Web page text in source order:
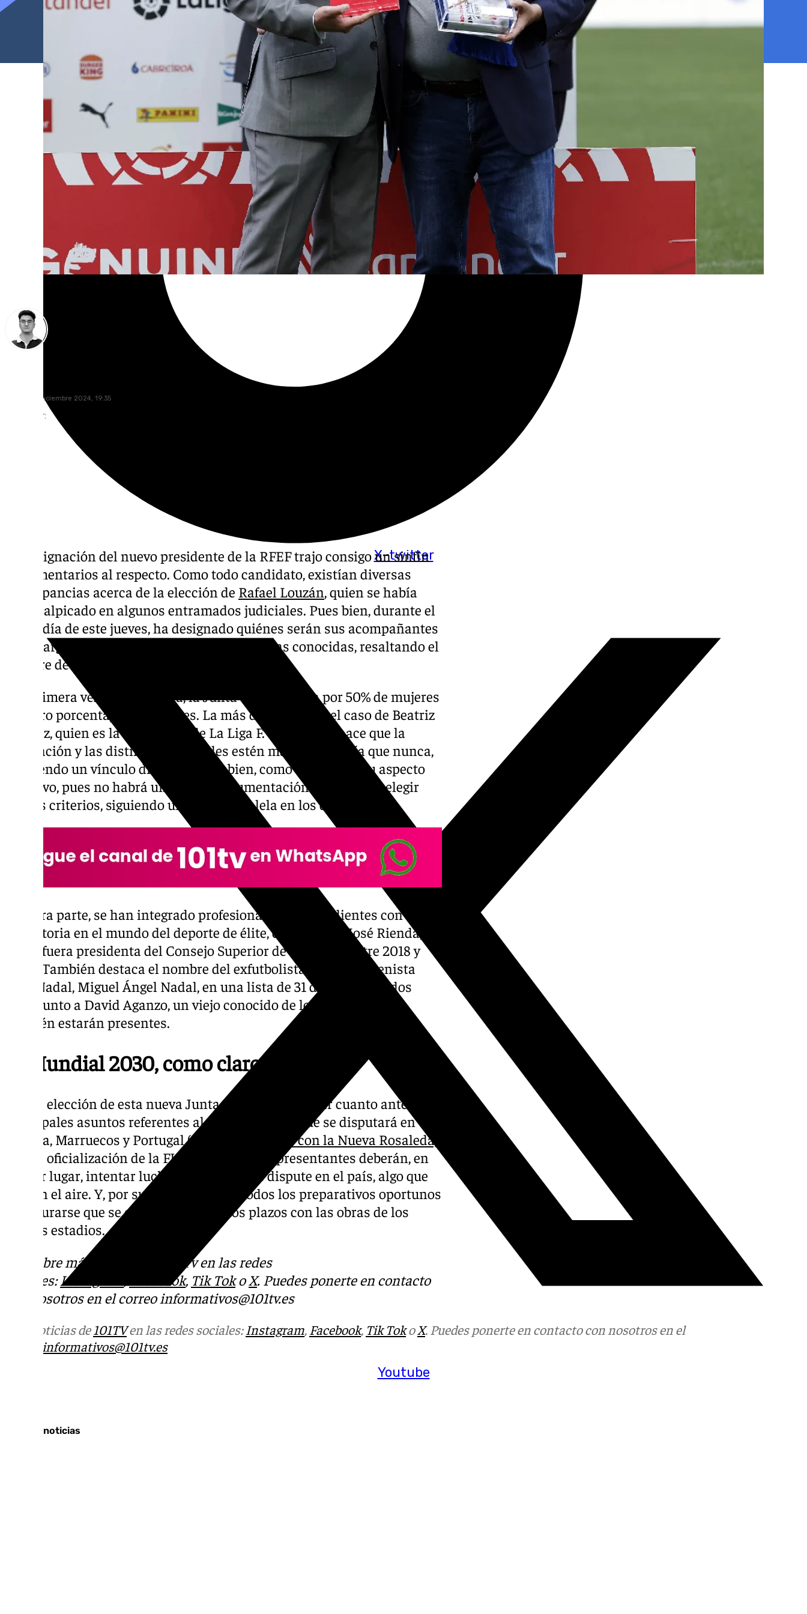
X-twitter
Youtube
jueves, 26 diciembre 2024, 19:35
Compartir:
La designación del nuevo presidente de la RFEF trajo consigo un sinfín
de comentarios al respecto. Como todo candidato, existían diversas
discrepancias acerca de la elección de Rafael Louzán, quien se había
visto salpicado en algunos entramados judiciales. Pues bien, durante el
mediodía de este jueves, ha designado quiénes serán sus acompañantes
en el cargo, donde se encuentran algunas caras conocidas, resaltando el
nombre de Javier Tebas.
Por primera vez en la historia, la Junta está formada por 50% de mujeres
y el otro porcentaje, de hombres. La más destacada es el caso de Beatriz
Álvarez, quien es la Presidenta de La Liga F. Este hecho hace que la
Federación y las distintas patronales estén más en sintonía que nunca,
existiendo un vínculo directo. Ahora bien, como todo, tiene su aspecto
negativo, pues no habrá una contraargumentación a la hora de elegir
ciertos criterios, siguiendo una línea paralela en los dos entes.
Por otra parte, se han integrado profesionales independientes con cierta
trayectoria en el mundo del deporte de élite, como María José Rienda,
quien fuera presidenta del Consejo Superior de Deportes entre 2018 y
2020. También destaca el nombre del exfutbolista y tío del extenista
Rafa Nadal, Miguel Ángel Nadal, en una lista de 31 directivos. Todos
ellos, junto a David Aganzo, un viejo conocido de los malaguistas,
también estarán presentes.
El Mundial 2030, como claro objetivo
Con la elección de esta nueva Junta, se deberá abordar cuanto antes los
principales asuntos referentes al Mundial 2030, que se disputará en
España, Marruecos y Portugal (Málaga será sede con la Nueva Rosaleda)
Con la oficialización de la FIFA, los nuevos representantes deberán, en
primer lugar, intentar luchar que la final se dispute en el país, algo que
está en el aire. Y, por supuesto, realizar todos los preparativos oportunos
y asegurarse que se cumplirán todos los plazos con las obras de los
nuevos estadios.
Descubre más noticias de 101Tv en las redes
sociales:Instagram Facebook, Tik TokoX. Puedes ponerte en contacto
con nosotros en el correo informativos@101tv.es
Más noticias de101TVen las redes sociales:Instagram, Facebook, Tik TokoX. Puedes ponerte en contacto con nosotros en el
informativos@101tv.es
Últimas noticias